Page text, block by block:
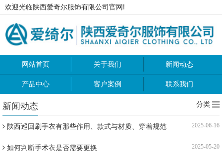
欢迎光临陕西爱奇尔服饰有限公司官网!
网站首页 关于我们 新闻动态
产品中心 客户案例 联系我们
分类
新闻动态
2025-06-16
陕西巡回刷手衣有那些作用、款式与材质、穿着规范
2025-05-20
如何判断手术衣是否需要更换